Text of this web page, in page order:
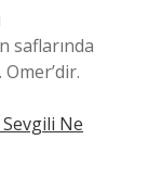
saflarında
Omer’dir.
Ne